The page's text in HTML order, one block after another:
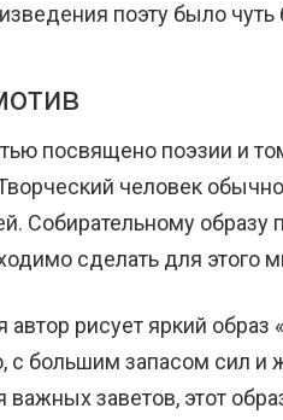
поэту было
посвящено поэзии и
человек
Собирательному образу
сделать для этого
автор рисует яркий
с большим запасом сил и
заветов, этот